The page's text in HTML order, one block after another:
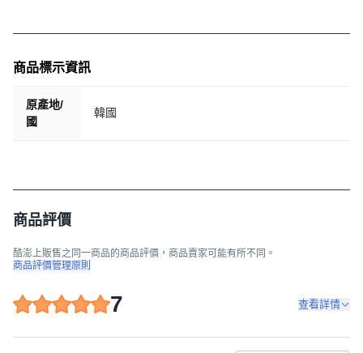
商品標示資訊
原產地/
國
韓國
商品評價
酷澎上販售之同一商品的商品評價，商品賣家可能有所不同。
商品評價管理原則
7 查看詳情